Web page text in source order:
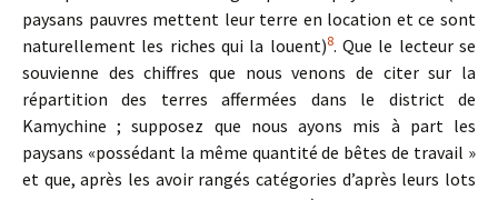
paysans pauvres mettent leur terre en location et ce sont
naturellement les riches qui la louent)8. Que le lecteur se
souvienne des chiffres que nous venons de citer sur la
répartition des terres affermées dans le district de
Kamychine ; supposez que nous ayons mis à part les
paysans «possédant la même quantité de bêtes de travail »
et que, après les avoir rangés catégories d’après leurs lots